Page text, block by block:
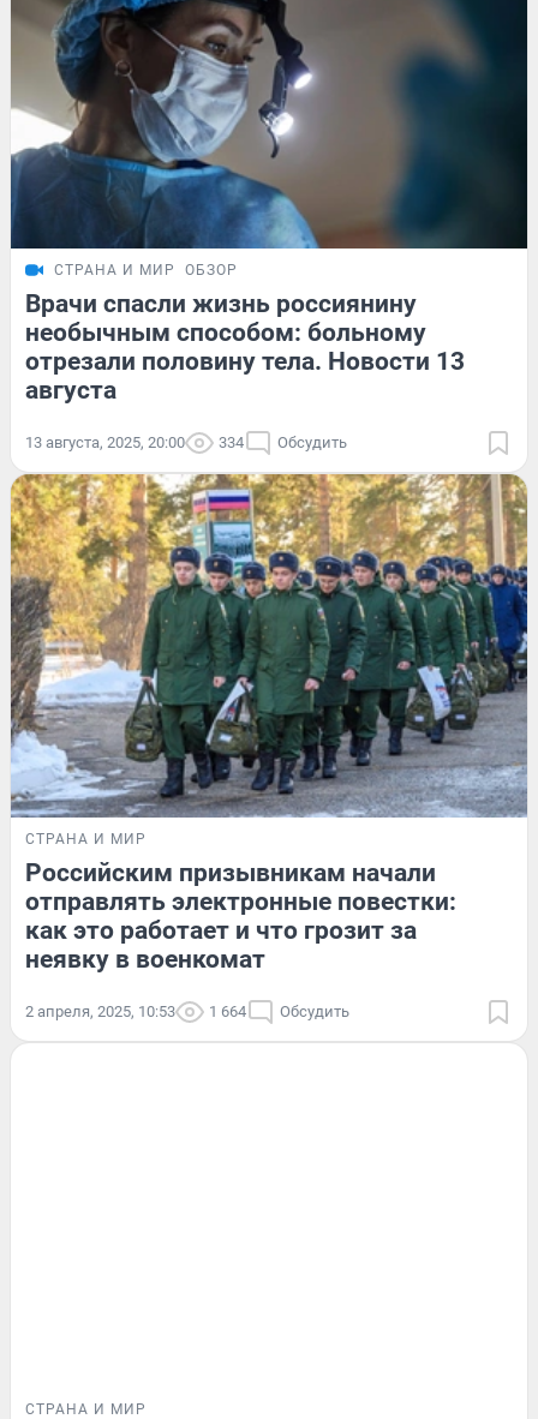
СТРАНА И МИР ОБЗОР
Врачи спасли жизнь россиянину
необычным способом: больному
отрезали половину тела. Новости 13
августа
13 августа, 2025, 20:00 334 Обсудить
СТРАНА И МИР
Российским призывникам начали
отправлять электронные повестки:
как это работает и что грозит за
неявку в военкомат
2 апреля, 2025, 10:53 1 664 Обсудить
СТРАНА И МИР